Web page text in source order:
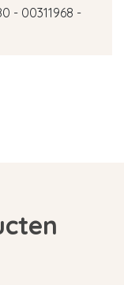
- 00311968 -